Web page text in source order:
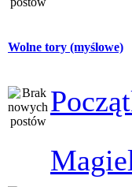
Wolne tory (myślowe)